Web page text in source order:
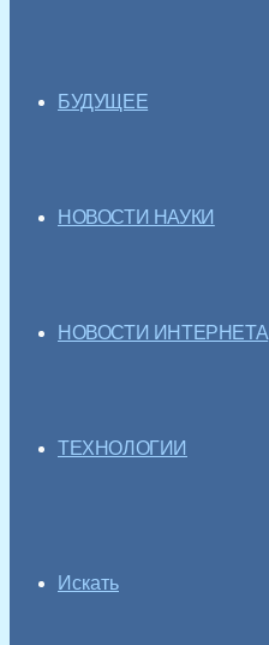
БУДУЩЕЕ
НОВОСТИ НАУКИ
НОВОСТИ ИНТЕРНЕТА
ТЕХНОЛОГИИ
Искать